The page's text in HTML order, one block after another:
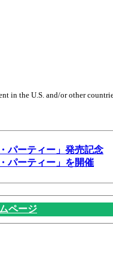
in the U.S. and/or other
パーティー」発売記念
パーティー」を開催
ページ